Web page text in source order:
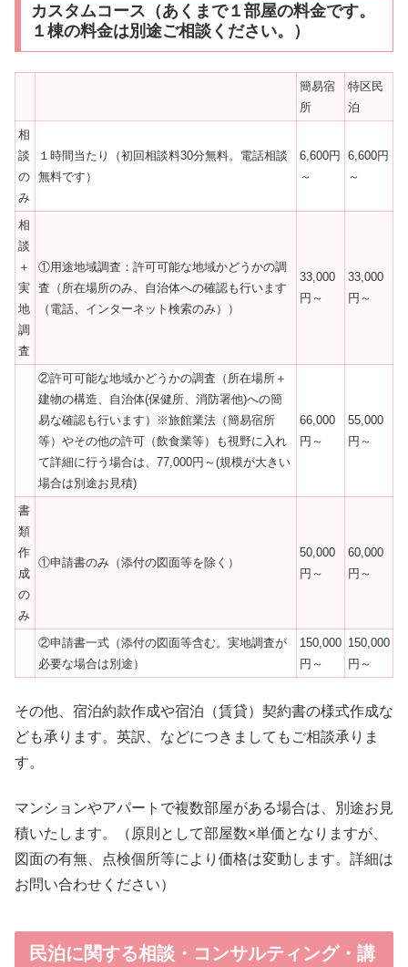
カスタムコース（あくまで１部屋の料金です。
１棟の料金は別途ご相談ください。）
簡易宿
所
特区民
泊
相
談
の
み
１時間当たり（初回相談料30分無料。電話相談
無料です）
6,600円
～
6,600円
～
相
談
＋
実
地
調
査
①用途地域調査：許可可能な地域かどうかの調
査（所在場所のみ、自治体への確認も行います
（電話、インターネット検索のみ））
33,000
円～
33,000
円～
②許可可能な地域かどうかの調査（所在場所＋
建物の構造、自治体(保健所、消防署他)への簡
易な確認も行います）※旅館業法（簡易宿所
等）やその他の許可（飲食業等）も視野に入れ
て詳細に行う場合は、77,000円～(規模が大きい
場合は別途お見積)
66,000
円～
55,000
円～
書
類
作
成
の
み
①申請書のみ（添付の図面等を除く）
50,000
円～
60,000
円～
②申請書一式（添付の図面等含む。実地調査が
必要な場合は別途）
150,000
円～
150,000
円～
その他、宿泊約款作成や宿泊（賃貸）契約書の様式作成な
ども承ります。英訳、などにつきましてもご相談承りま
す。
マンションやアパートで複数部屋がある場合は、別途お見
積いたします。（原則として部屋数×単価となりますが、
図面の有無、点検個所等により価格は変動します。詳細は
お問い合わせください）
民泊に関する相談・コンサルティング・講